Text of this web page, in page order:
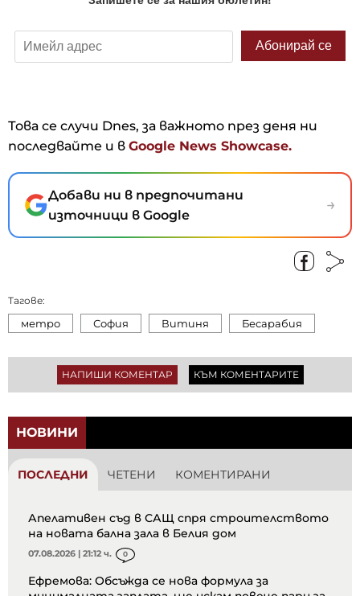
Това се случи Dnes, за важното през деня ни
последвайте и в Google News Showcase.
Добави ни в предпочитани
източници в Google
→
Тагове:
метро София Витиня Бесарабия
НАПИШИ КОМЕНТАР КЪМ КОМЕНТАРИТЕ
НОВИНИ
ПОСЛЕДНИ ЧЕТЕНИ КОМЕНТИРАНИ
Апелативен съд в САЩ спря строителството
на новата бална зала в Белия дом
07.08.2026 | 21:12 ч. 0
Ефремова: Обсъжда се нова формула за